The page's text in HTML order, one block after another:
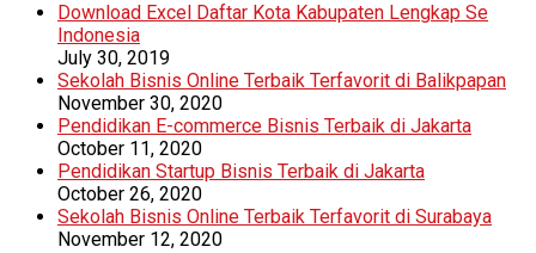
Download Excel Daftar Kota Kabupaten Lengkap Se
Indonesia
July 30, 2019
Sekolah Bisnis Online Terbaik Terfavorit di Balikpapan
November 30, 2020
Pendidikan E-commerce Bisnis Terbaik di Jakarta
October 11, 2020
Pendidikan Startup Bisnis Terbaik di Jakarta
October 26, 2020
Sekolah Bisnis Online Terbaik Terfavorit di Surabaya
November 12, 2020